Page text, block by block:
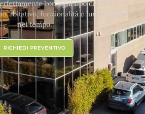
con ogni tipo di infisso,
abitativo, funzionalità e lunga durata
nel tempo.
RICHIEDI PREVENTIVO